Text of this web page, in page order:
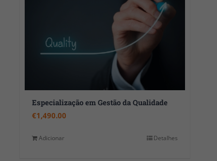
Especialização em Gestão da Qualidade
€1,490.00
Adicionar Detalhes